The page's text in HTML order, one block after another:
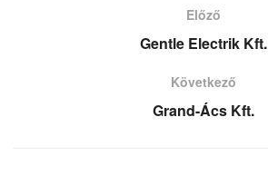
Előző
Gentle Electrik Kft.
Következő
Grand-Ács Kft.